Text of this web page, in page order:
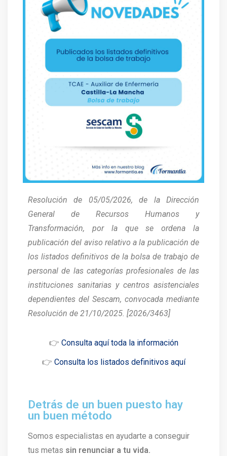
Resolución de 05/05/2026, de la Dirección
General de Recursos Humanos y
Transformación, por la que se ordena la
publicación del aviso relativo a la publicación de
los listados definitivos de la bolsa de trabajo de
personal de las categorías profesionales de las
instituciones sanitarias y centros asistenciales
dependientes del Sescam, convocada mediante
Resolución de 21/10/2025. [2026/3463]
👉 Consulta aquí toda la información
👉 Consulta los listados definitivos aquí
Detrás de un buen puesto hay
un buen método
Somos especialistas en ayudarte a conseguir
tus metas sin renunciar a tu vida.